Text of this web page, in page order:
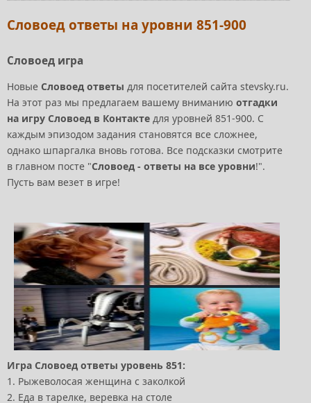
Словоед ответы на уровни 851-900
Словоед игра
Новые Словоед ответы для посетителей сайта stevsky.ru.
На этот раз мы предлагаем вашему вниманию отгадки
на игру Словоед в Контакте для уровней 851-900. С
каждым эпизодом задания становятся все сложнее,
однако шпаргалка вновь готова. Все подсказки смотрите
в главном посте "Словоед - ответы на все уровни!".
Пусть вам везет в игре!
Игра Словоед ответы уровень 851:
1. Рыжеволосая женщина с заколкой
2. Еда в тарелке, веревка на столе